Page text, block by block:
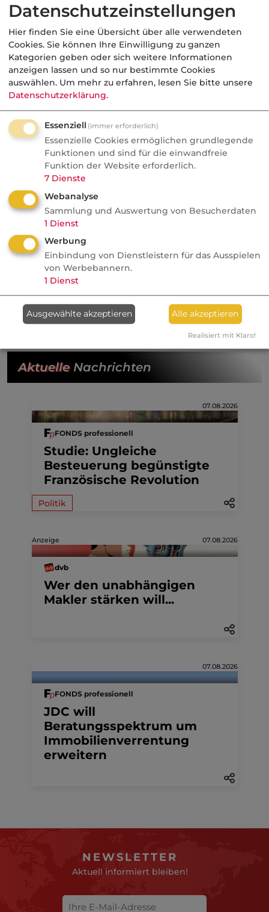
haben Versicherer bzw.
über alle Sparten
hinweg bestimmte Informationspflichten (§ 1
VVG-InfoV) zu erfüllen.
Darüber hinaus gibt es auch spezielle
Informationspflichten in der
Krankenversicherung(§ 3 VVG-InfoV) und
Informationspflichten in der Lebens-,
Berufsunfähigkeits- und Unfallversicherung
mit Prämienrückgewähr (§ 2 VVG-InfoV).
Weiterführende Links
Antragsbindefrist
AVB
Rücktrittsrecht
Kategorie: Fachbegriffe allgemein
AktuelleNachrichten
07.08.2026
FONDS professionell
Studie: Ungleiche
Besteuerung begünstigte
Französische Revolution
Politik
Anzeige 07.08.2026
dvb
Wer den unabhängigen
Makler stärken will...
07.08.2026
FONDS professionell
JDC will
Beratungsspektrum um
Immobilienverrentung
erweitern
NEWSLETTER
Aktuell informiert bleiben!
Datenschutzeinstellungen
Hier finden Sie eine Übersicht über alle verwendeten
Cookies. Sie können Ihre Einwilligung zu ganzen
Kategorien geben oder sich weitere Informationen
anzeigen lassen und so nur bestimmte Cookies
auswählen. Um mehr zu erfahren, lesen Sie bitte unsere
Datenschutzerklärung.
Essenziell (immer erforderlich)
Essenzielle Cookies ermöglichen grundlegende
Funktionen und sind für die einwandfreie
Funktion der Website erforderlich.
7 Dienste
Webanalyse
Sammlung und Auswertung von Besucherdaten
1 Dienst
Werbung
Einbindung von Dienstleistern für das Ausspielen
von Werbebannern.
1 Dienst
Ausgewählte akzeptieren Alle akzeptieren
Realisiert mit Klaro!